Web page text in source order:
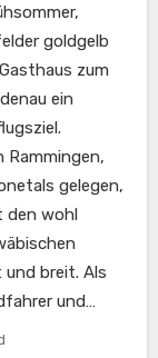
goldgelb
zum
ein
Rammingen,
gelegen,
den wohl
breit. Als
und…